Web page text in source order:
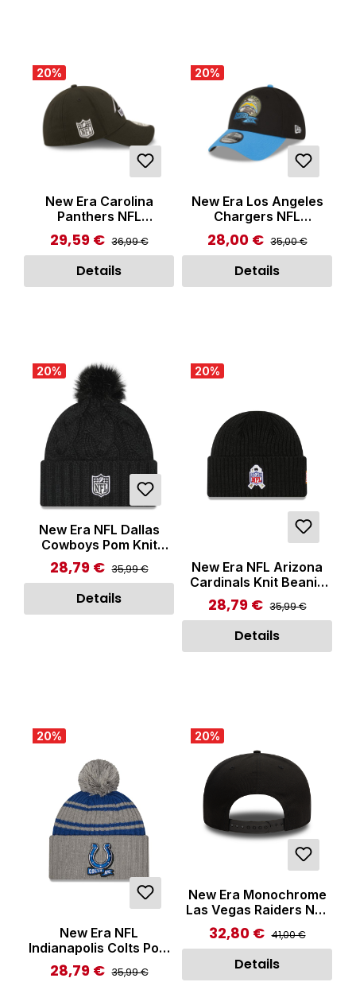
20%
New Era Carolina
Panthers NFL
39THIRTY Stretch Fit
Cap Black
Verkaufspreis:
29,59 € Regulärer Preis:
36,99 €
Details
20%
New Era Los Angeles
Chargers NFL
39THIRTY Stretch Fit
Cap Black
Verkaufspreis:
28,00 € Regulärer Preis:
35,00 €
Details
20%
New Era NFL Dallas
Cowboys Pom Knit
Beanie Black
Verkaufspreis:
28,79 € Regulärer Preis:
35,99 €
Details
20%
New Era NFL Arizona
Cardinals Knit Beanie
Black
Verkaufspreis:
28,79 € Regulärer Preis:
35,99 €
Details
20%
New Era NFL
Indianapolis Colts Pom
Knit Beanie Grey
Verkaufspreis:
28,79 € Regulärer Preis:
35,99 €
20%
New Era Monochrome
Las Vegas Raiders NFL
9FIFTY Snapback Cap
Black
Verkaufspreis:
32,80 € Regulärer Preis:
41,00 €
Details